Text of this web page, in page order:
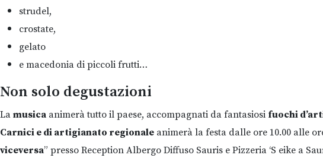
strudel,
crostate,
gelato
e macedonia di piccoli frutti…
Non solo degustazioni
La musica animerà tutto il paese, accompagnati da fantasiosi fuochi
Carnici e di artigianato regionale animerà la festa dalle ore 10.00 alle
viceversa” presso Reception Albergo Diffuso Sauris e Pizzeria ‘S eike a